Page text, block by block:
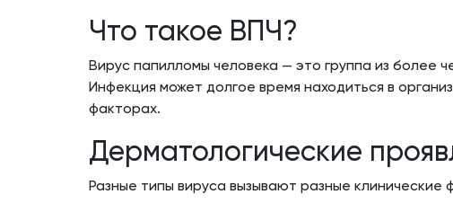
Что такое ВПЧ?
Вирус папилломы человека — это группа из более
Инфекция может долгое время находиться в
факторах.
Дерматологические
Разные типы вируса вызывают разные клинические